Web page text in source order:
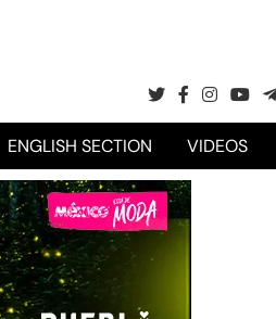
ENGLISH SECTION VIDEOS